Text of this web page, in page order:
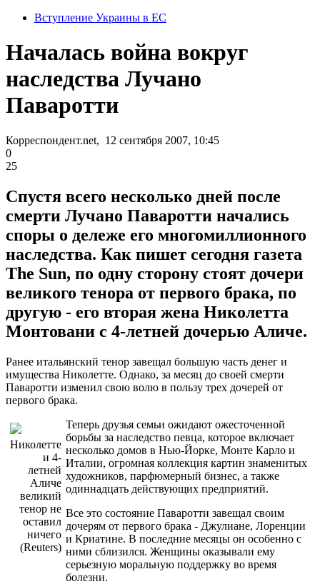
Вступление Украины в ЕС
Началась война вокруг
наследства Лучано
Паваротти
Корреспондент.net, 12 сентября 2007, 10:45
0
25
Спустя всего несколько дней после
смерти Лучано Паваротти начались
споры о дележе его многомиллионного
наследства. Как пишет сегодня газета
The Sun, по одну сторону стоят дочери
великого тенора от первого брака, по
другую - его вторая жена Николетта
Монтовани с 4-летней дочерью Аличе.
Ранее итальянский тенор завещал большую часть денег и
имущества Николетте. Однако, за месяц до своей смерти
Паваротти изменил свою волю в пользу трех дочерей от
первого брака.
Николетте
и 4-
летней
Аличе
великий
тенор не
оставил
ничего
(Reuters)
Теперь друзья семьи ожидают ожесточенной
борьбы за наследство певца, которое включает
несколько домов в Нью-Йорке, Монте Карло и
Италии, огромная коллекция картин знаменитых
художников, парфюмерный бизнес, а также
одиннадцать действующих предприятий.
Все это состояние Паваротти завещал своим
дочерям от первого брака - Джулиане, Лоренции
и Криатине. В последние месяцы он особенно с
ними сблизился. Женщины оказывали ему
серьезную моральную поддержку во время
болезни.